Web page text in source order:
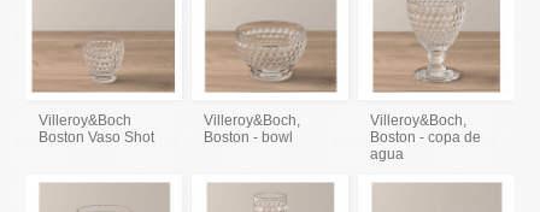
Villeroy&Boch
Boston Vaso Shot
Villeroy&Boch,
Boston - bowl
Villeroy&Boch,
Boston - copa de
agua